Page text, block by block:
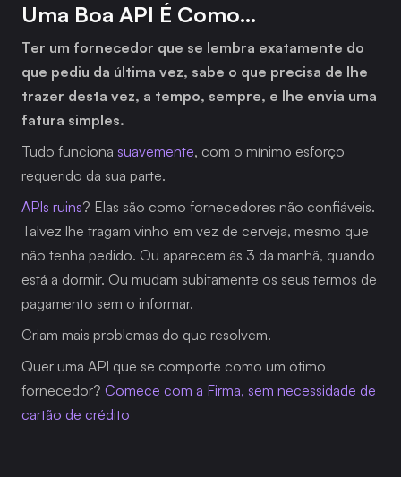
Uma Boa API É Como…
Ter um fornecedor que se lembra exatamente do
que pediu da última vez, sabe o que precisa de lhe
trazer desta vez, a tempo, sempre, e lhe envia uma
fatura simples.
Tudo funciona suavemente, com o mínimo esforço
requerido da sua parte.
APIs ruins? Elas são como fornecedores não confiáveis.
Talvez lhe tragam vinho em vez de cerveja, mesmo que
não tenha pedido. Ou aparecem às 3 da manhã, quando
está a dormir. Ou mudam subitamente os seus termos de
pagamento sem o informar.
Criam mais problemas do que resolvem.
Quer uma API que se comporte como um ótimo
fornecedor? Comece com a Firma, sem necessidade de
cartão de crédito